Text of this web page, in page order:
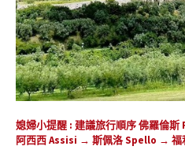
媳婦小提醒 : 建議旅行順序 佛羅倫
阿西西 Assisi → 斯佩洛 Spello → 福